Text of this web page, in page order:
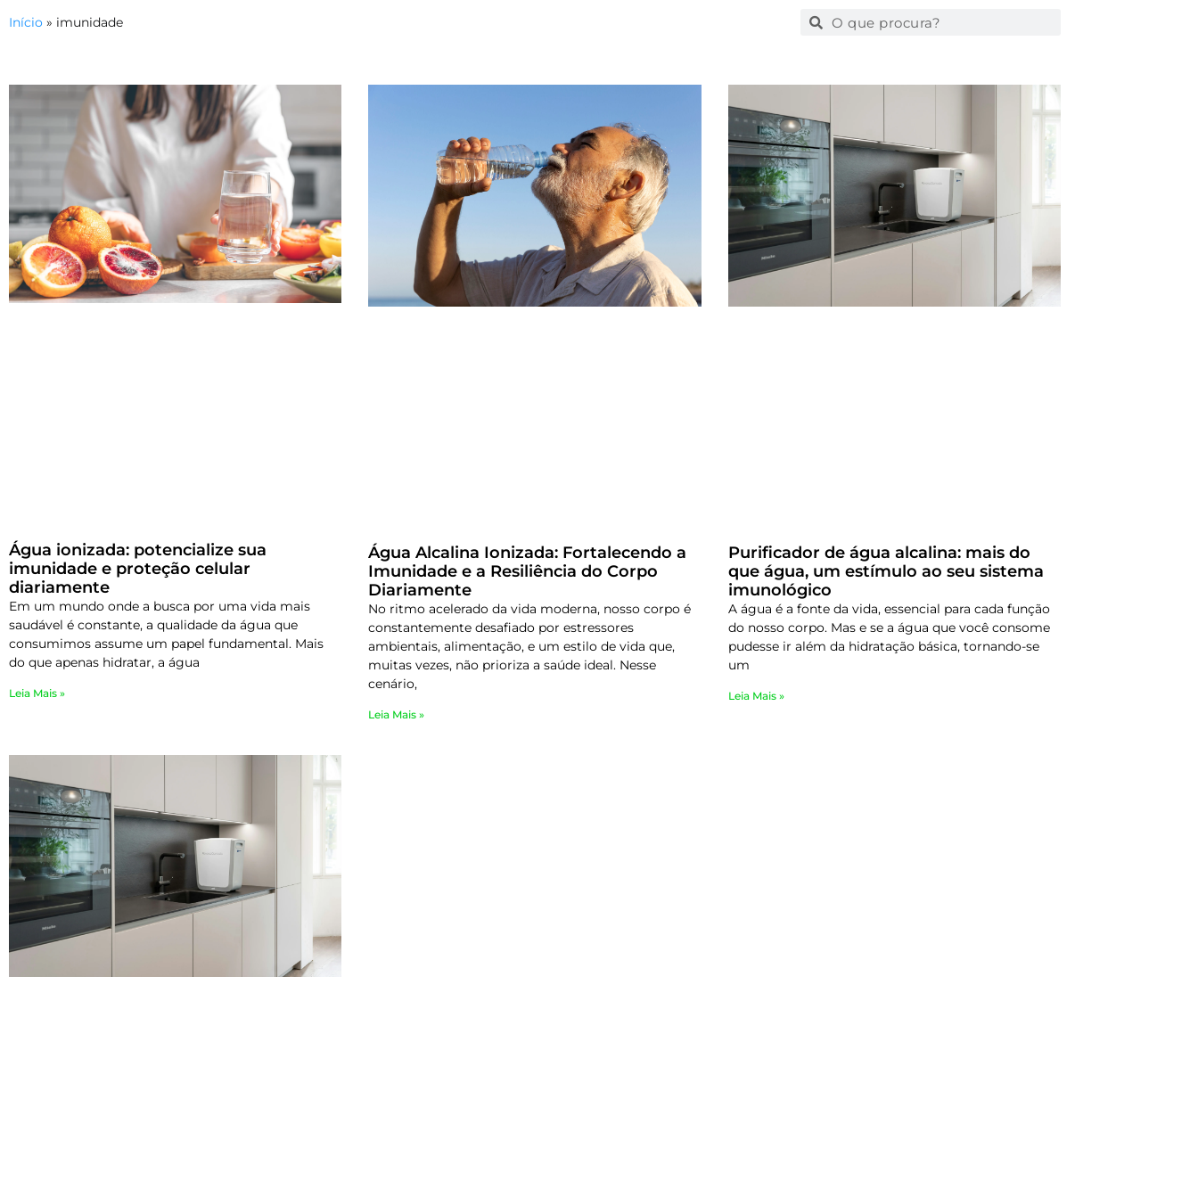
Início » imunidade
Água ionizada: potencialize sua
imunidade e proteção celular
diariamente
Em um mundo onde a busca por uma vida mais
saudável é constante, a qualidade da água que
consumimos assume um papel fundamental. Mais
do que apenas hidratar, a água
Leia Mais »
Água Alcalina Ionizada: Fortalecendo a
Imunidade e a Resiliência do Corpo
Diariamente
No ritmo acelerado da vida moderna, nosso corpo é
constantemente desafiado por estressores
ambientais, alimentação, e um estilo de vida que,
muitas vezes, não prioriza a saúde ideal. Nesse
cenário,
Leia Mais »
Purificador de água alcalina: mais do
que água, um estímulo ao seu sistema
imunológico
A água é a fonte da vida, essencial para cada função
do nosso corpo. Mas e se a água que você consome
pudesse ir além da hidratação básica, tornando-se
um
Leia Mais »